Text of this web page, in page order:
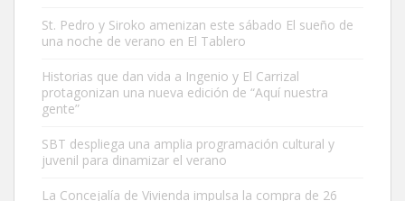
Este gato macho ha aparecido en la calle hace menos de un mes,
es muy manso y extremadamente cari...
Leales.org » Gran Canaria
St. Pedro y Siroko amenizan este sábado El sueño de
una noche de verano en El Tablero
Historias que dan vida a Ingenio y El Carrizal
protagonizan una nueva edición de “Aquí nuestra
gente”
SBT despliega una amplia programación cultural y
juvenil para dinamizar el verano
La Concejalía de Vivienda impulsa la compra de 26